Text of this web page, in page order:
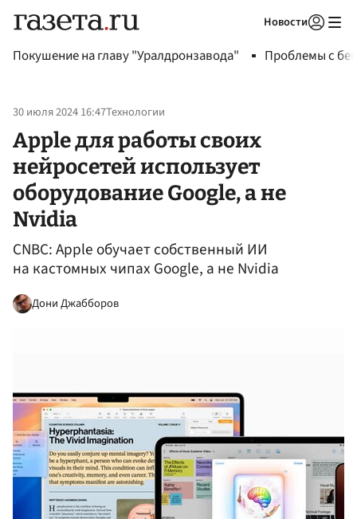
Новости
Покушение на главу "Уралдронзавода" Проблемы с
30 июля 2024 16:47Технологии
Apple для работы своих
нейросетей использует
оборудование Google, а не
Nvidia
CNBC: Apple обучает собственный ИИ
на кастомных чипах Google, а не Nvidia
Дони Джабборов